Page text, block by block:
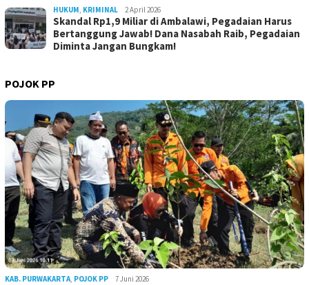
HUKUM, KRIMINAL 2 April 2026
Skandal Rp1,9 Miliar di Ambalawi, Pegadaian Harus
Bertanggung Jawab! Dana Nasabah Raib, Pegadaian
Diminta Jangan Bungkam!
POJOK PP
KAB. PURWAKARTA, POJOK PP 7 Juni 2026